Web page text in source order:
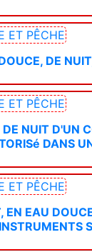
ET PÊCHE
DE
ET PÊCHE
NUIT D'UN
DANS
ET PÊCHE
EN EAU